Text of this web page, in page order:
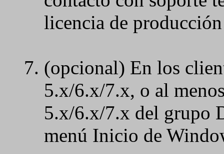
licencia de
(opcional) En los
5.x/6.x/7.x, o al
5.x/6.x/7.x del grupo
menú Inicio de